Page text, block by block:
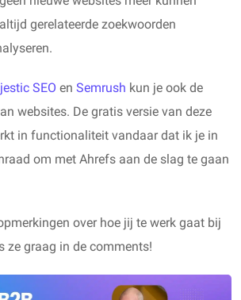
gerelateerde zoekwoorden
SEO en Semrush kun je ook de
websites. De gratis versie van deze
in functionaliteit vandaar dat ik je in
om met Ahrefs aan de slag te gaan
over hoe jij te werk gaat bij
ze graag in de comments!